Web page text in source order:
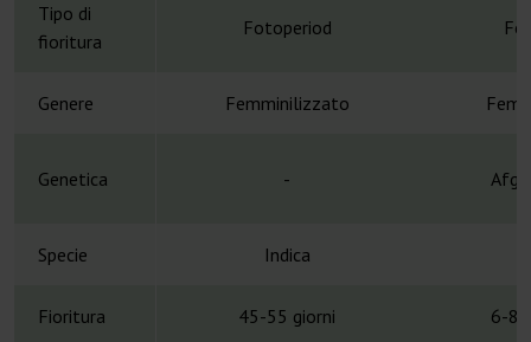
Tipo di
fioritura
Fotoperiod
Genere Femminilizzato
Genetica -
Specie Indica
Fioritura 45-55 giorni 6-8